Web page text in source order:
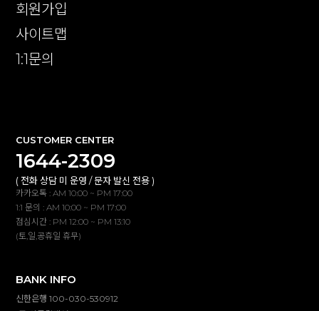
회원가입
사이트맵
1:1문의
CUSTOMER CENTER
1644-2309
( 전화 상담 미 운영 / 문자 발신 전용 )
카카오톡 : AM 10:00 ~ PM 17:00
1:1 문의 : AM 10:00 ~ PM 17:00
점심시간 : PM 12:00 ~ PM 13:10
(토,일,공휴일 휴무)
BANK INFO
신한은행 100-030-530912